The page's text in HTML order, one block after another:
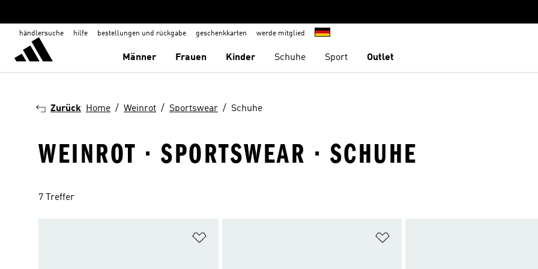
händlersuche hilfe bestellungen und rückgabe geschenkkarten werde mitglied
Männer Frauen Kinder Schuhe Sport Outlet
Zurück Home Weinrot Sportswear Schuhe
WEINROT · SPORTSWEAR · SCHUHE
7 Treffer